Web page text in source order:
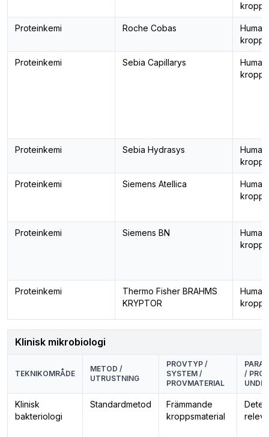
Proteinkemi Roche Cobas
Proteinkemi Sebia Capillarys
Proteinkemi Sebia Hydrasys
Proteinkemi Siemens Atellica
Proteinkemi Siemens BN
Proteinkemi
Thermo Fisher BRAHMS
KRYPTOR
Klinisk mikrobiologi
TEKNIKOMRÅDE
METOD /
UTRUSTNING
PROVTYP /
SYSTEM /
PROVMATERIAL
/
Klinisk
bakteriologi
Standardmetod
Främmande
kroppsmaterial